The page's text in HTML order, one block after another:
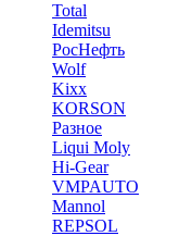
Total
Idemitsu
РосНефть
Wolf
Kixx
KORSON
Разное
Liqui Moly
Hi-Gear
VMPAUTO
Mannol
REPSOL